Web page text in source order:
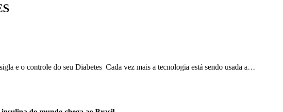
e o controle do seu Diabetes Cada vez mais a tecnologia está sendo usada a…